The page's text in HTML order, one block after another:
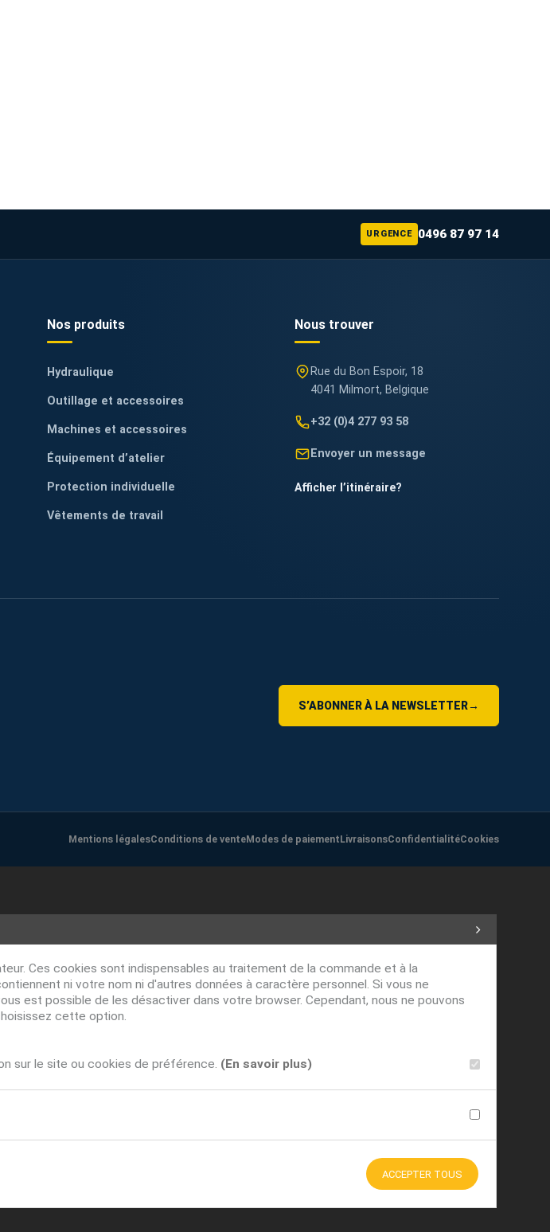
URGENCE 0496 87 97 14
Nos produits
Hydraulique
Outillage et accessoires
Machines et accessoires
Équipement d’atelier
Protection individuelle
Vêtements de travail
Nous trouver
Rue du Bon Espoir, 18
4041 Milmort, Belgique
+32 (0)4 277 93 58
Envoyer un message
Afficher l’itinéraire?
S’ABONNER À LA NEWSLETTER→
Mentions légalesConditions de venteModes de paiementLivraisonsConfidentialitéCookies
Ces cookies sont indispensables au traitement de la commande et à la
ni votre nom ni d'autres données à caractère personnel. Si vous ne
est possible de les désactiver dans votre browser. Cependant, nous ne pouvons
cette option.
sur le site ou cookies de préférence. (En savoir plus)
ACCEPTER TOUS